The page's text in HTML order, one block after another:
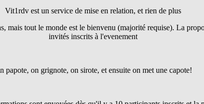
Vit1rdv est un service de mise en relation, et rien de plus
mais tout le monde est le bienvenu (majorité requise). La
invités inscrits à l'evenement
papote, on grignote, on sirote, et ensuite on met une capote!